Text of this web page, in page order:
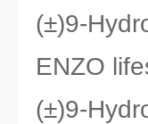
(±)9-
ENZO
(±)9-